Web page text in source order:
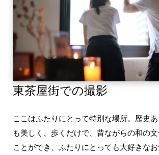
東茶屋街での撮影
ここはふたりにとって特別な場所。歴史
も美しく、歩くだけで、昔ながらの和の
ことができ、ふたりにとっても大好きな